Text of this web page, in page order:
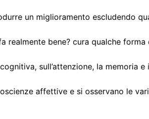
un miglioramento escludendo
realmente bene? cura qualche
sull’attenzione, la memoria e
affettive e si osservano le